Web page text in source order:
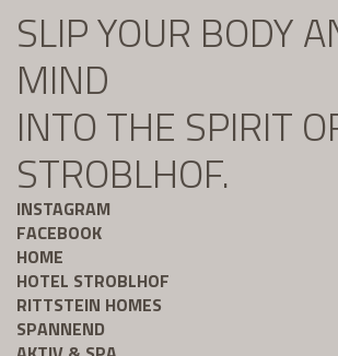
SLIP YOUR BODY
MIND
INTO THE SPIRIT
STROBLHOF.
INSTAGRAM
FACEBOOK
HOME
HOTEL STROBLHOF
RITTSTEIN HOMES
SPANNEND